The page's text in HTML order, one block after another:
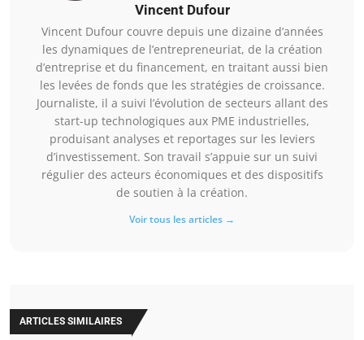
Vincent Dufour
Vincent Dufour couvre depuis une dizaine d’années
les dynamiques de l’entrepreneuriat, de la création
d’entreprise et du financement, en traitant aussi bien
les levées de fonds que les stratégies de croissance.
Journaliste, il a suivi l’évolution de secteurs allant des
start-up technologiques aux PME industrielles,
produisant analyses et reportages sur les leviers
d’investissement. Son travail s’appuie sur un suivi
régulier des acteurs économiques et des dispositifs
de soutien à la création.
Voir tous les articles →
ARTICLES SIMILAIRES